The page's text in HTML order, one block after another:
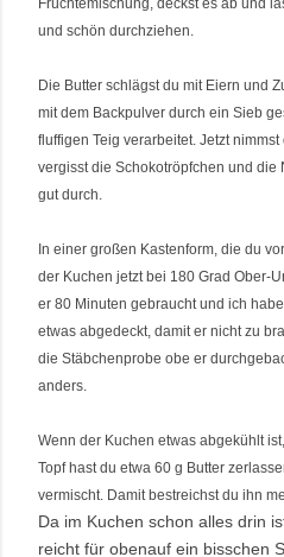
Früchtemischung, deckst es ab und
und schön durchziehen.
Die Butter schlägst du mit Eiern und
mit dem Backpulver durch ein Sieb
fluffigen Teig verarbeitet. Jetzt
vergisst die Schokotröpfchen und die
gut durch.
In einer großen Kastenform, die du
der Kuchen jetzt bei 180 Grad Ober-
er 80 Minuten gebraucht und ich
etwas abgedeckt, damit er nicht zu
die Stäbchenprobe obe er
anders.
Wenn der Kuchen etwas abgekühlt
Topf hast du etwa 60 g Butter
vermischt. Damit bestreichst du ihn
Da im Kuchen schon alles drin
reicht für obenauf ein bisschen